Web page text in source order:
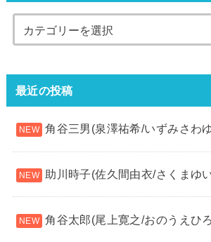
最近の投稿
角谷三男(泉澤祐希/いずみさわ
助川時子(佐久間由衣/さくまゆ
角谷太郎(尾上寛之/おのうえひ